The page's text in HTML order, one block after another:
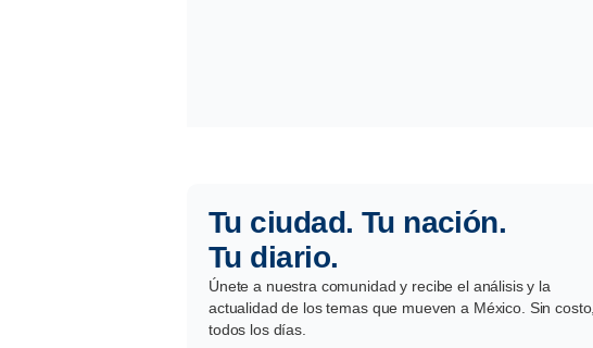
Tu ciudad. Tu nación.
Tu diario.
Únete a nuestra comunidad y recibe el análisis y la
actualidad de los temas que mueven a México. Sin costo,
todos los días.